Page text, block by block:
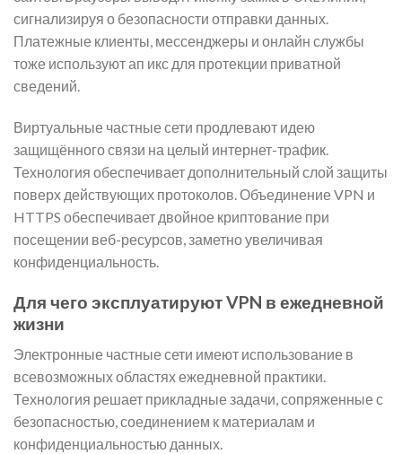
сигнализируя о безопасности отправки данных.
Платежные клиенты, мессенджеры и онлайн службы
тоже используют ап икс для протекции приватной
сведений.
Виртуальные частные сети продлевают идею
защищённого связи на целый интернет-трафик.
Технология обеспечивает дополнительный слой защиты
поверх действующих протоколов. Объединение VPN и
HTTPS обеспечивает двойное криптование при
посещении веб-ресурсов, заметно увеличивая
конфиденциальность.
Для чего эксплуатируют VPN в ежедневной
жизни
Электронные частные сети имеют использование в
всевозможных областях ежедневной практики.
Технология решает прикладные задачи, сопряженные с
безопасностью, соединением к материалам и
конфиденциальностью данных.